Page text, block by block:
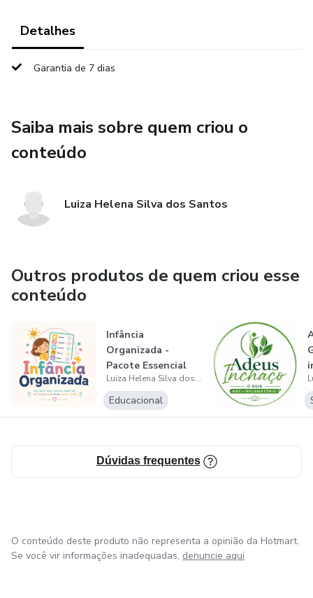
Detalhes
Garantia de 7 dias
Saiba mais sobre quem criou o
conteúdo
Luiza Helena Silva dos Santos
Outros produtos de quem criou esse
conteúdo
Infância
Organizada -
Pacote Essencial
Luiza Helena Silva dos Santos
Educacional
Dúvidas frequentes
O conteúdo deste produto não representa a opinião da Hotmart.
Se você vir informações inadequadas, denuncie aqui